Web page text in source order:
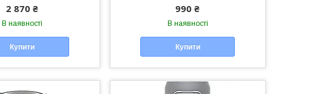
2 870 ₴
В наявності
Купити
990 ₴
В наявності
Купити